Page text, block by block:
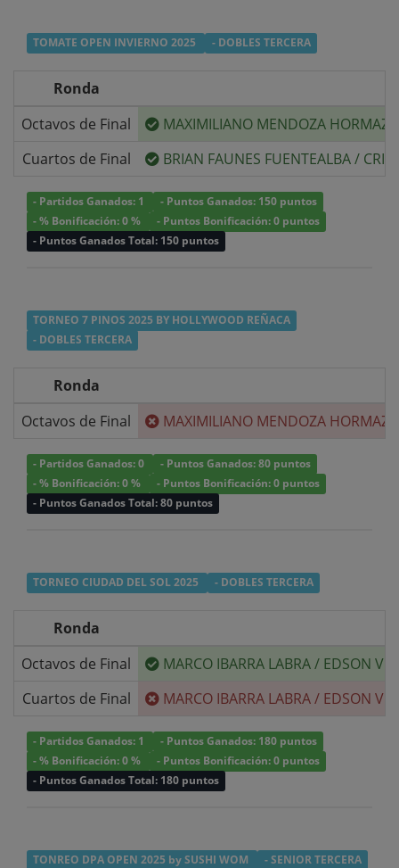
TOMATE OPEN INVIERNO 2025 - DOBLES TERCERA
Ronda
Octavos de Final
MAXIMILIANO MENDOZA
Cuartos de Final
BRIAN FAUNES FUENTEALBA/
- Partidos Ganados: 1
- Puntos Ganados: 150 puntos
- % Bonificación: 0 %
- Puntos Bonificación: 0 puntos
- Puntos Ganados Total: 150 puntos
TORNEO 7 PINOS 2025 BY HOLLYWOOD REÑACA
- DOBLES TERCERA
Ronda
Octavos de Final
MAXIMILIANO MENDOZA
- Partidos Ganados: 0
- Puntos Ganados: 80 puntos
- % Bonificación: 0 %
- Puntos Bonificación: 0 puntos
- Puntos Ganados Total: 80 puntos
TORNEO CIUDAD DEL SOL 2025 - DOBLES TERCERA
Ronda
Octavos de Final
MARCO IBARRA LABRA/ EDSON
Cuartos de Final
MARCO IBARRA LABRA/ EDSON
- Partidos Ganados: 1
- Puntos Ganados: 180 puntos
- % Bonificación: 0 %
- Puntos Bonificación: 0 puntos
- Puntos Ganados Total: 180 puntos
TONREO DPA OPEN 2025 by SUSHI WOM - SENIOR TERCERA